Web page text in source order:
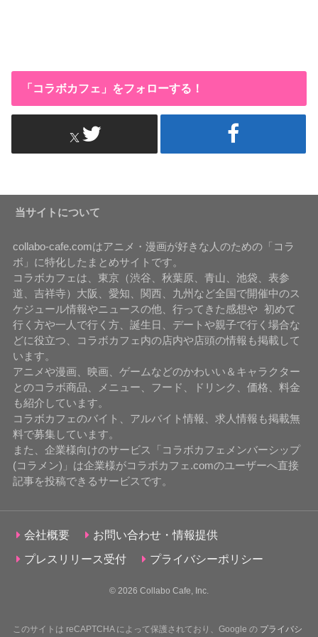
「コラボカフェ」をフォローする！
当サイトについて
collabo-cafe.comはアニメ・漫画が好きな人のための「コラ
ボ」に特化したまとめサイトです。
コラボカフェは、東京（渋谷、秋葉原、青山、池袋、表参
道、吉祥寺）大阪、愛知、関西、九州など全国で開催中のス
ケジュール情報やニュースの他、行ってきた感想や 初めて
行く方や一人で行く方、誕生日、デートや親子で行く場合な
どに役立つ、コラボカフェ内の店内や店頭の情報も掲載して
います。
アニメや漫画、映画、ゲームなどのかわいい＆キャラクター
とのコラボ商品、メニュー、フード、ドリンク、価格、料金
も紹介しています。
コラボカフェのバイト、アルバイト情報、求人情報も掲載無
料で募集しています。
また、企業様向けのサービス「コラボカフェメンバーシップ
(コラメン)」は企業様がコラボカフェ.comのユーザーへ直接
記事を投稿できるサービスです。
会社概要
お問い合わせ・情報提供
プレスリリース受付
プライバシーポリシー
© 2026 Collabo Cafe, Inc.
このサイトは reCAPTCHA によって保護されており、Google の プライバシ